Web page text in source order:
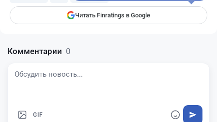
Читать Finratings в Google
Комментарии 0
GIF